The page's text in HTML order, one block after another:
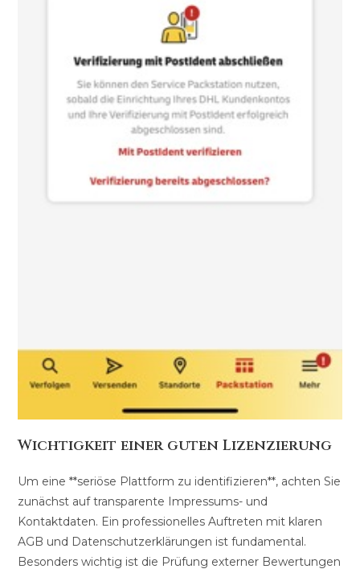
Wichtigkeit einer guten Lizenzierung
Um eine **seriöse Plattform zu identifizieren**, achten Sie
zunächst auf transparente Impressums- und
Kontaktdaten. Ein professionelles Auftreten mit klaren
AGB und Datenschutzerklärungen ist fundamental.
Besonders wichtig ist die Prüfung externer Bewertungen